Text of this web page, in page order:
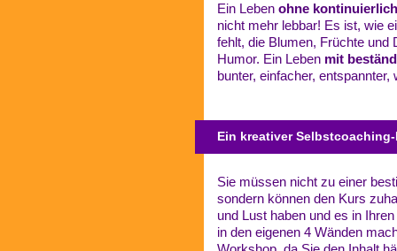
Ein Leben ohne
nicht mehr lebbar! Es ist, wie
fehlt, die Blumen, Früchte und
Humor. Ein Leben mit
bunter, einfacher,
Ein kreativer
Sie müssen nicht zu einer
sondern können den Kurs
und Lust haben und es in
in den eigenen 4 Wänden